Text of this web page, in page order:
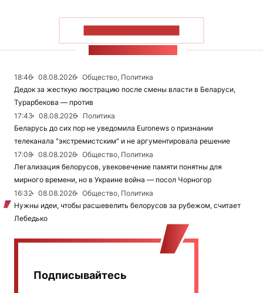
18:46 08.08.2026
Общество, Политика
Дедок за жесткую люстрацию после смены власти в Беларуси,
Турарбекова — против
17:43
08.08.2026
Политика
Беларусь до сих пор не уведомила Euronews о признании
телеканала "экстремистским" и не аргументировала решение
17:08
08.08.2026
Общество, Политика
Легализация белорусов, увековечение памяти понятны для
мирного времени, но в Украине война — посол Чорногор
16:32
08.08.2026
Общество, Политика
Нужны идеи, чтобы расшевелить белорусов за рубежом, считает
Лебедько
Подписывайтесь